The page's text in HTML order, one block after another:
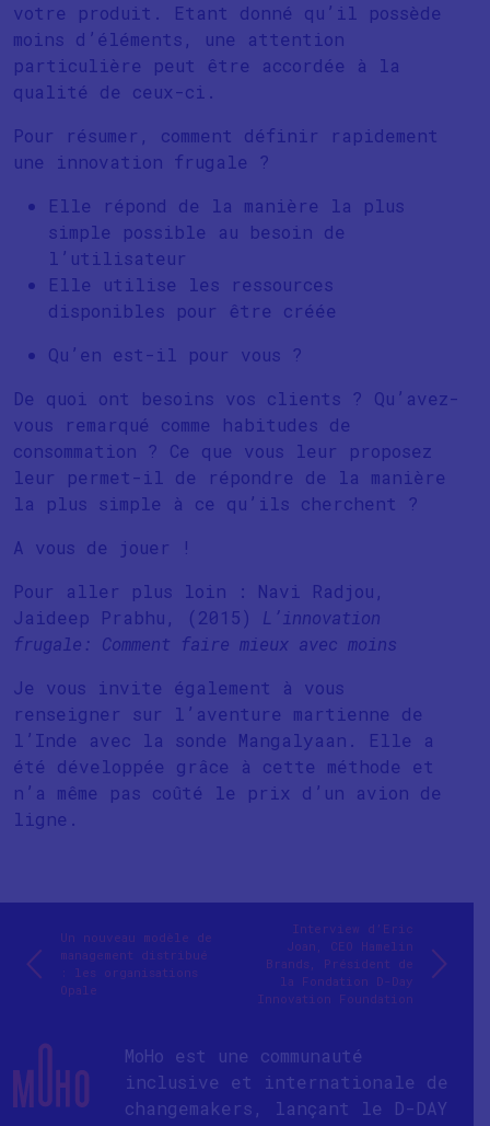
votre produit. Etant donné qu’il possède
moins d’éléments, une attention
particulière peut être accordée à la
qualité de ceux-ci.
Pour résumer, comment définir rapidement
une innovation frugale ?
Elle répond de la manière la plus
simple possible au besoin de
l’utilisateur
Elle utilise les ressources
disponibles pour être créée
Qu’en est-il pour vous ?
De quoi ont besoins vos clients ? Qu’avez-
vous remarqué comme habitudes de
consommation ? Ce que vous leur proposez
leur permet-il de répondre de la manière
la plus simple à ce qu’ils cherchent ?
A vous de jouer !
Pour aller plus loin : Navi Radjou,
Jaideep Prabhu, (2015) L’innovation
frugale: Comment faire mieux avec moins
Je vous invite également à vous
renseigner sur l’aventure martienne de
l’Inde avec la sonde Mangalyaan. Elle a
été développée grâce à cette méthode et
n’a même pas coûté le prix d’un avion de
ligne.
Un nouveau modèle de
management distribué
: les organisations
Opale
Interview d’Eric
Joan, CEO Hamelin
Brands, Président de
la Fondation D-Day
Innovation Foundation
MoHo est une communauté
inclusive et internationale de
changemakers, lançant le D-DAY